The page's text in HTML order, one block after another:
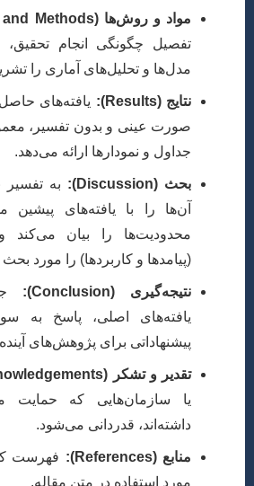
مواد و روش‌ها (Materials and Methods):
تفصیل چگونگی انجام تحقیق،
مدل‌ها و تحلیل‌های آماری را
نتایج (Results):
یافته‌های
صورت عینی و بدون تفسیر،
جداول و نمودارها ارائه می‌دهد.
بحث (Discussion):
به تفسیر
آن‌ها را با یافته‌های پیشین
(پیامدها و کاربردها) را مورد
نتیجه‌گیری (Conclusion):
یافته‌های اصلی، پاسخ به
پیشنهاداتی برای پژوهش‌های
تقدیر و تشکر (Acknowledgements):
یا سازمان‌هایی که حمایت
داشته‌اند، قدردانی می‌شود.
منابع (References):
فهرست
مورد استفاده در متن مقاله.